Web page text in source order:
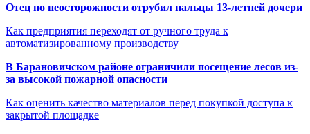
Отец по неосторожности отрубил пальцы 13-летней дочери
Как предприятия переходят от ручного труда к
автоматизированному производству
В Барановичском районе ограничили посещение лесов из-
за высокой пожарной опасности
Как оценить качество материалов перед покупкой доступа к
закрытой площадке